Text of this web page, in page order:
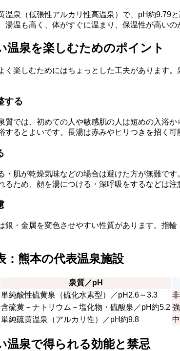
温泉（低張性アルカリ性高温泉）で、pH約9.79
湯温も高く、体がすぐに温まり、保温性が高い
温泉を楽しむためのポイント
く楽しむためにはちょっとした工夫があります
する
質では、初めての人や敏感肌の人は短めの入浴
するとよいです。長湯は赤みやヒリつきを招く可
・肌が乾燥気味などの場合は避けた方が無難で
るため、顔を湯につける・深呼吸をするなどは注
銀・金属を変色させやすい性質があります。指
：熊本の代表温泉施設
泉質／pH
単純酸性硫黄泉（硫化水素型）／pH2.6～3.3
含硫黄－ナトリウム－塩化物・硫酸泉／pH約5.2
単純硫黄温泉（アルカリ性）／pH約9.8
温泉で得られる効能と禁忌